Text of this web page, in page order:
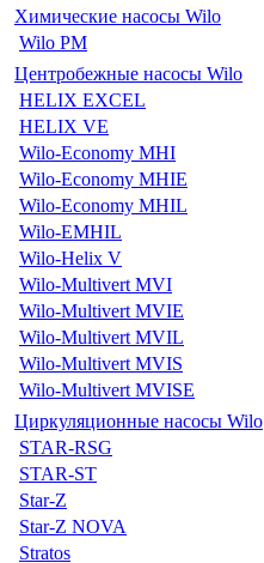
Химические насосы Wilo
Wilo PM
Центробежные насосы Wilo
HELIX EXCEL
HELIX VE
Wilo-Economy MHI
Wilo-Economy MHIE
Wilo-Economy MHIL
Wilo-EMHIL
Wilo-Helix V
Wilo-Multivert MVI
Wilo-Multivert MVIE
Wilo-Multivert MVIL
Wilo-Multivert MVIS
Wilo-Multivert MVISE
Циркуляционные насосы Wilo
STAR-RSG
STAR-ST
Star-Z
Star-Z NOVA
Stratos